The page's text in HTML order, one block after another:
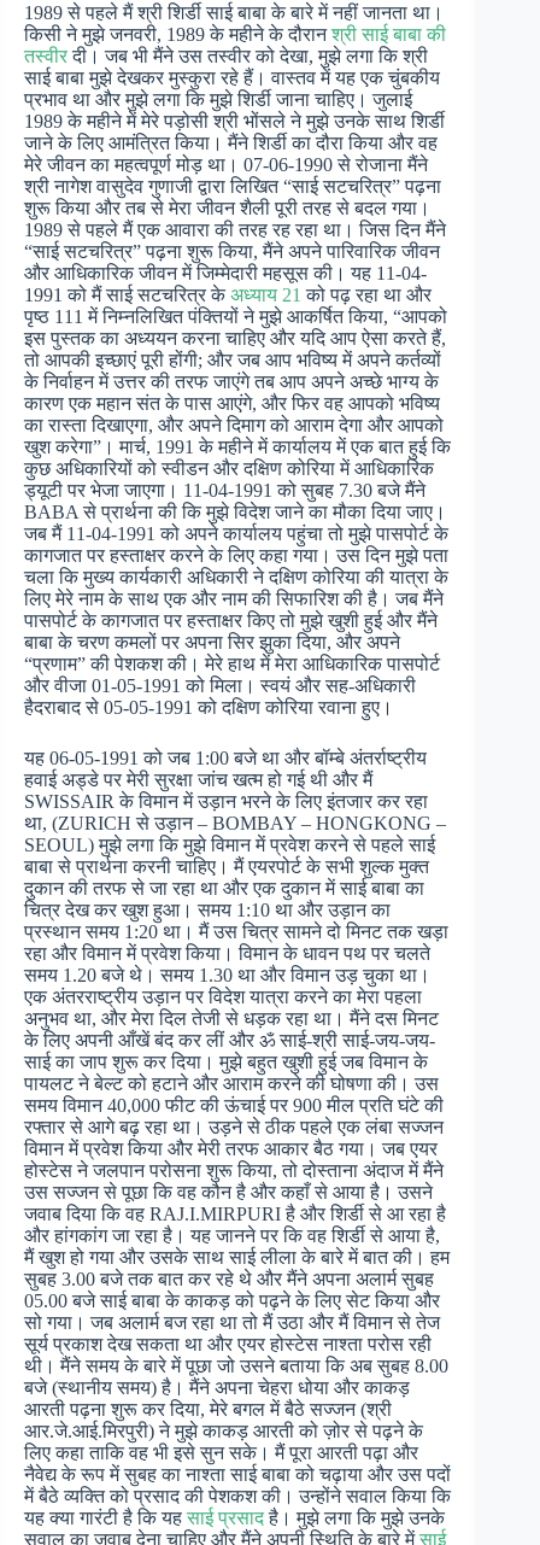
1989 से पहले मैं श्री शिर्डी साई बाबा के बारे में नहीं जानता था।
किसी ने मुझे जनवरी, 1989 के महीने के दौरानश्री साई बाबा की
तस्वीरदी। जब भी मैंने उस तस्वीर को देखा, मुझे लगा कि श्री
साई बाबा मुझे देखकर मुस्कुरा रहे हैं। वास्तव में यह एक चुंबकीय
प्रभाव था और मुझे लगा कि मुझे शिर्डी जाना चाहिए। जुलाई
1989 के महीने में मेरे पड़ोसी श्री भोंसले ने मुझे उनके साथ शिर्डी
जाने के लिए आमंत्रित किया। मैंने शिर्डी का दौरा किया और वह
मेरे जीवन का महत्वपूर्ण मोड़ था। 07-06-1990 से रोजाना मैंने
श्री नागेश वासुदेव गुणाजी द्वारा लिखित “साई सटचरित्र” पढ़ना
शुरू किया और तब से मेरा जीवन शैली पूरी तरह से बदल गया।
1989 से पहले मैं एक आवारा की तरह रह रहा था। जिस दिन मैंने
“साई सटचरित्र” पढ़ना शुरू किया, मैंने अपने पारिवारिक जीवन
और आधिकारिक जीवन में जिम्मेदारी महसूस की। यह 11-04-
1991 को मैं साई सटचरित्र केअध्याय 21 को पढ़ रहा था और
पृष्ठ 111 में निम्नलिखित पंक्तियों ने मुझे आकर्षित किया, “आपको
इस पुस्तक का अध्ययन करना चाहिए और यदि आप ऐसा करते हैं,
तो आपकी इच्छाएं पूरी होंगी; और जब आप भविष्य में अपने कर्तव्यों
के निर्वाहन में उत्तर की तरफ जाएंगे तब आप अपने अच्छे भाग्य के
कारण एक महान संत के पास आएंगे, और फिर वह आपको भविष्य
का रास्ता दिखाएगा, और अपने दिमाग को आराम देगा और आपको
खुश करेगा”। मार्च, 1991 के महीने में कार्यालय में एक बात हुई कि
कुछ अधिकारियों को स्वीडन और दक्षिण कोरिया में आधिकारिक
ड्यूटी पर भेजा जाएगा। 11-04-1991 को सुबह 7.30 बजे मैंने
BABA से प्रार्थना की कि मुझे विदेश जाने का मौका दिया जाए।
जब मैं 11-04-1991 को अपने कार्यालय पहुंचा तो मुझे पासपोर्ट के
कागजात पर हस्ताक्षर करने के लिए कहा गया। उस दिन मुझे पता
चला कि मुख्य कार्यकारी अधिकारी ने दक्षिण कोरिया की यात्रा के
लिए मेरे नाम के साथ एक और नाम की सिफारिश की है। जब मैंने
पासपोर्ट के कागजात पर हस्ताक्षर किए तो मुझे खुशी हुई और मैंने
बाबा के चरण कमलों पर अपना सिर झुका दिया, और अपने
“प्रणाम” की पेशकश की। मेरे हाथ में मेरा आधिकारिक पासपोर्ट
और वीजा 01-05-1991 को मिला। स्वयं और सह-अधिकारी
हैदराबाद से 05-05-1991 को दक्षिण कोरिया रवाना हुए।
यह 06-05-1991 को जब 1:00 बजे था और बॉम्बे अंतर्राष्ट्रीय
हवाई अड्डे पर मेरी सुरक्षा जांच खत्म हो गई थी और मैं
SWISSAIR के विमान में उड़ान भरने के लिए इंतजार कर रहा
था, (ZURICH से उड़ान – BOMBAY – HONGKONG –
SEOUL) मुझे लगा कि मुझे विमान में प्रवेश करने से पहले साई
बाबा से प्रार्थना करनी चाहिए। मैं एयरपोर्ट के सभी शुल्क मुक्त
दुकान की तरफ से जा रहा था और एक दुकान में साई बाबा का
चित्र देख कर खुश हुआ। समय 1:10 था और उड़ान का
प्रस्थान समय 1:20 था। मैं उस चित्र सामने दो मिनट तक खड़ा
रहा और विमान में प्रवेश किया। विमान के धावन पथ पर चलते
समय 1.20 बजे थे। समय 1.30 था और विमान उड़ चुका था।
एक अंतरराष्ट्रीय उड़ान पर विदेश यात्रा करने का मेरा पहला
अनुभव था, और मेरा दिल तेजी से धड़क रहा था। मैंने दस मिनट
के लिए अपनी आँखें बंद कर लीं और ॐ साई-श्री साई-जय-जय-
साई का जाप शुरू कर दिया। मुझे बहुत खुशी हुई जब विमान के
पायलट ने बेल्ट को हटाने और आराम करने की घोषणा की। उस
समय विमान 40,000 फीट की ऊंचाई पर 900 मील प्रति घंटे की
रफ्तार से आगे बढ़ रहा था। उड़ने से ठीक पहले एक लंबा सज्जन
विमान में प्रवेश किया और मेरी तरफ आकार बैठ गया। जब एयर
होस्टेस ने जलपान परोसना शुरू किया, तो दोस्ताना अंदाज में मैंने
उस सज्जन से पूछा कि वह कौन है और कहाँ से आया है। उसने
जवाब दिया कि वह RAJ.I.MIRPURI है और शिर्डी से आ रहा है
और हांगकांग जा रहा है। यह जानने पर कि वह शिर्डी से आया है,
मैं खुश हो गया और उसके साथ साई लीला के बारे में बात की। हम
सुबह 3.00 बजे तक बात कर रहे थे और मैंने अपना अलार्म सुबह
05.00 बजे साई बाबा के काकड़ को पढ़ने के लिए सेट किया और
सो गया। जब अलार्म बज रहा था तो मैं उठा और मैं विमान से तेज
सूर्य प्रकाश देख सकता था और एयर होस्टेस नाश्ता परोस रही
थी। मैंने समय के बारे में पूछा जो उसने बताया कि अब सुबह 8.00
बजे (स्थानीय समय) है। मैंने अपना चेहरा धोया और काकड़
आरती पढ़ना शुरू कर दिया, मेरे बगल में बैठे सज्जन (श्री
आर.जे.आई.मिरपुरी) ने मुझे काकड़ आरती को ज़ोर से पढ़ने के
लिए कहा ताकि वह भी इसे सुन सके। मैं पूरा आरती पढ़ा और
नैवेद्य के रूप में सुबह का नाश्ता साई बाबा को चढ़ाया और उस पदों
में बैठे व्यक्ति को प्रसाद की पेशकश की। उन्होंने सवाल किया कि
यह क्या गारंटी है कि यहसाई प्रसादहै। मुझे लगा कि मुझे उनके
सवाल का जवाब देना चाहिए और मैंने अपनी स्थिति के बारे मेंसाई